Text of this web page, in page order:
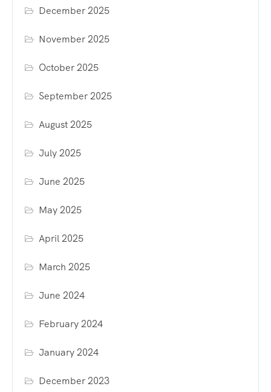
December 2025
November 2025
October 2025
September 2025
August 2025
July 2025
June 2025
May 2025
April 2025
March 2025
June 2024
February 2024
January 2024
December 2023